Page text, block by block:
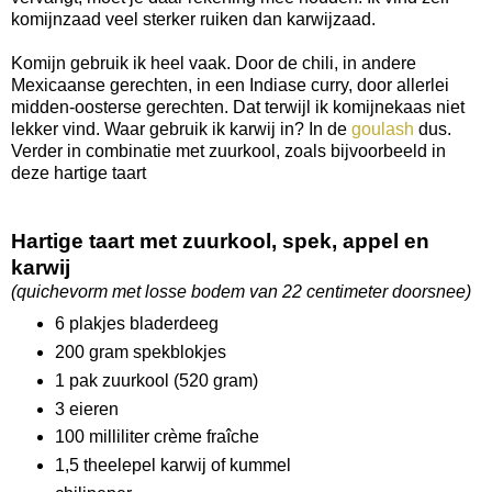
komijnzaad veel sterker ruiken dan karwijzaad.
Komijn gebruik ik heel vaak. Door de chili, in andere
Mexicaanse gerechten, in een Indiase curry, door allerlei
midden-oosterse gerechten. Dat terwijl ik komijnekaas niet
lekker vind. Waar gebruik ik karwij in? In de goulash dus.
Verder in combinatie met zuurkool, zoals bijvoorbeeld in
deze hartige taart
Hartige taart met zuurkool, spek, appel en
karwij
(quichevorm met losse bodem van 22 centimeter doorsnee)
6 plakjes bladerdeeg
200 gram spekblokjes
1 pak zuurkool (520 gram)
3 eieren
100 milliliter crème fraîche
1,5 theelepel karwij of kummel